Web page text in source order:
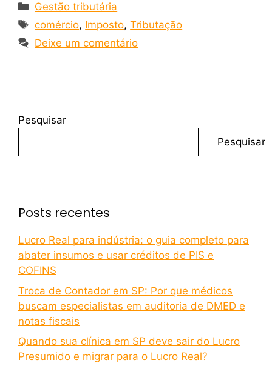
Gestão tributária
comércio, Imposto,Tributação
Deixe um comentário
Pesquisar
Pesquisar
Posts recentes
Lucro Real para indústria: o guia completo para
abater insumos e usar créditos de PIS e
COFINS
Troca de Contador em SP: Por que médicos
buscam especialistas em auditoria de DMED e
notas fiscais
Quando sua clínica em SP deve sair do Lucro
Presumido e migrar para o Lucro Real?